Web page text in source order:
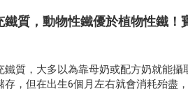
質，動物性鐵優於植物性鐵！
質，大多以為靠母奶或配方奶就能攝
，但在出生6個月左右就會消耗殆盡